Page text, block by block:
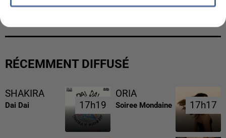
COULÉE DE BOUE EN HAUTE-SAVOIE
RÉCEMMENT DIFFUSÉ
SHAKIRA
Dai Dai 17h19
17h19
ORIA
Soiree Mondaine 17h17
17h17